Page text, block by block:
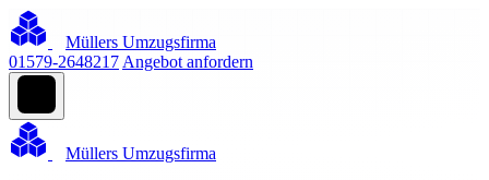
Müllers Umzugsfirma
01579-2648217 Angebot anfordern
Müllers Umzugsfirma